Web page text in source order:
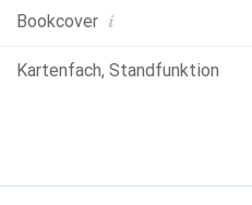
Bookcover i
Kartenfach, Standfunktion